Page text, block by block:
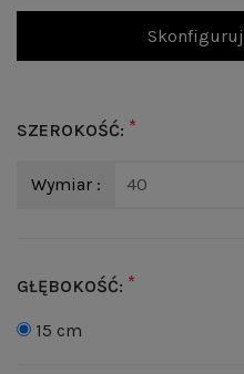
Skonfiguruj
SZEROKOŚĆ: *
Wymiar : 40
GŁĘBOKOŚĆ: *
15 cm